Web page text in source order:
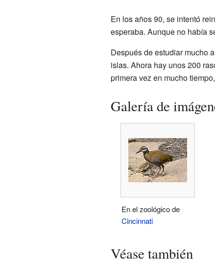
En los años 90, se intentó
esperaba. Aunque no había
Después de estudiar mucho
islas. Ahora hay unos 200
primera vez en mucho
Galería de
En el zoológico de
Cincinnati
Véase también